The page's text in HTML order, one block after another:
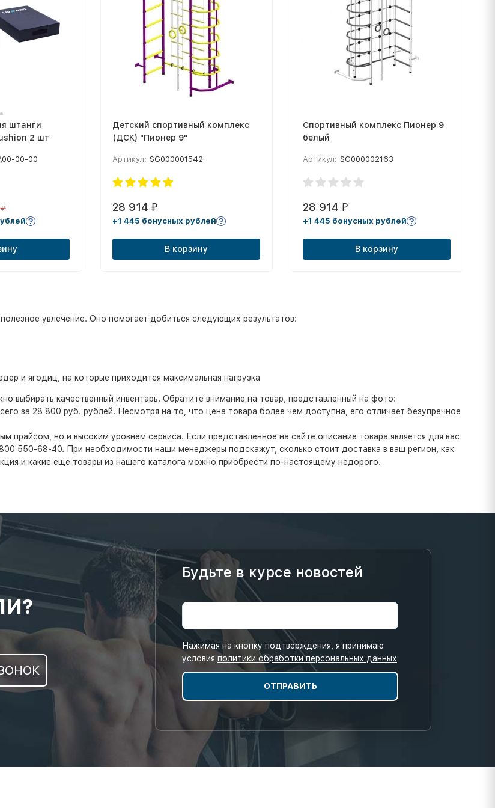
штанги
2 шт
00-00
₽
Детский спортивный комплекс
(ДСК) "Пионер 9"
Артикул: SG000001542
28 914 ₽
+1 445 бонусных рублей
В корзину
Спортивный комплекс Пионер 9
белый
Артикул: SG000002163
28 914 ₽
+1 445 бонусных рублей
В корзину
увлечение. Оно помогает добиться следующих результатов:
и ягодиц, на которые приходится максимальная нагрузка
выбирать качественный инвентарь. Обратите внимание на товар, представленный на фото:
за 28 800 руб. рублей. Несмотря на то, что цена товара более чем доступна, его отличает безупречное
прайсом, но и высоким уровнем сервиса. Если представленное на сайте описание товара является для вас
550-68-40. При необходимости наши менеджеры подскажут, сколько стоит доставка в ваш регион, как
и какие еще товары из нашего каталога можно приобрести по-настоящему недорого.
Будьте в курсе новостей
Нажимая на кнопку подтверждения, я принимаю
условия политики обработки персональных данных